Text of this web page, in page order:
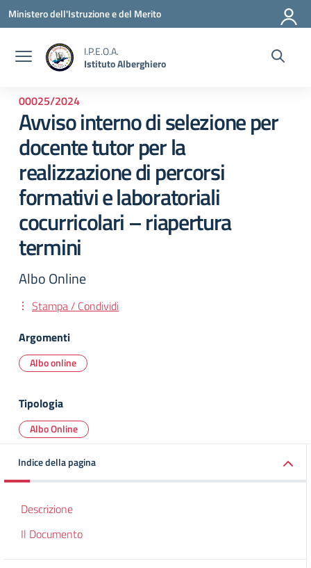
Vai ai contenuti
Vai al menu di navigazione
Vai al footer
Ministero dell'Istruzione e del Merito
I.P.E.O.A.
Istituto Alberghiero
00025/2024
Avviso interno di selezione per
docente tutor per la
realizzazione di percorsi
formativi e laboratoriali
cocurricolari – riapertura
termini
Albo Online
Stampa / Condividi
Argomenti
Albo online
Tipologia
Albo Online
Indice della pagina
Descrizione
Il Documento